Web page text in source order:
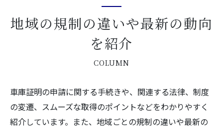
地域の規制の違いや最新の動向
を紹介
COLUMN
車庫証明の申請に関する手続きや、関連する法律、制度
の変遷、スムーズな取得のポイントなどをわかりやすく
紹介しています。また、地域ごとの規制の違いや最新の